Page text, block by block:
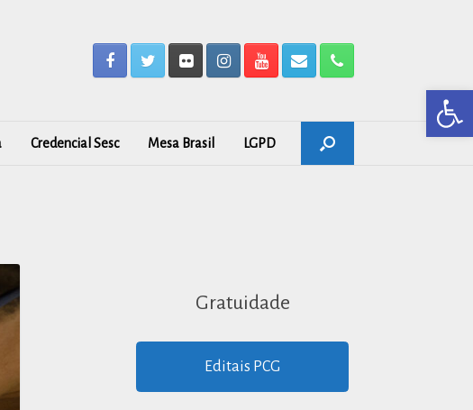
Credencial Sesc Mesa Brasil LGPD
Gratuidade
Editais PCG
Barra de